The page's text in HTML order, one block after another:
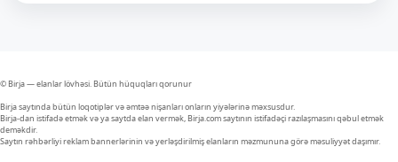
© Birja — elanlar lövhəsi. Bütün hüquqları qorunur
Birja saytında bütün loqotiplər və əmtəə nişanları onların yiyələrinə məxsusdur.
Birja-dan istifadə etmək və ya saytda elan vermək, Birja.com saytının istifadəçi razılaşmasını qəbul etmək
deməkdir.
Saytın rəhbərliyi reklam bannerlərinin və yerləşdirilmiş elanların məzmununa görə məsuliyyət daşımır.